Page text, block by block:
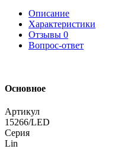
Описание
Характеристики
Отзывы 0
Вопрос-ответ
Основное
Артикул
15266/LED
Серия
Lin